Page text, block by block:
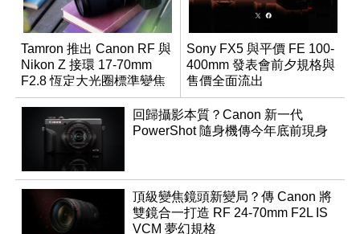
Tamron 推出 Canon RF 與
Nikon Z 接環 17-70mm
F2.8 恆定大光圈標準變焦
鏡
Sony FX5 與平價 FE 100-
400mm 發表會前夕規格與
售價全面流出
回歸攝影本質？Canon 新一代
PowerShot 隨身機傳今年底前現身
頂級變焦鏡頭新變局？傳 Canon 將
雙鏡合一打造 RF 24-70mm F2L IS
VCM 夢幻規格